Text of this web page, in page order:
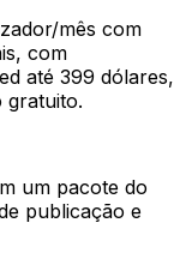
mês com
com
até 399 dólares,
gratuito.
um pacote do
publicação e